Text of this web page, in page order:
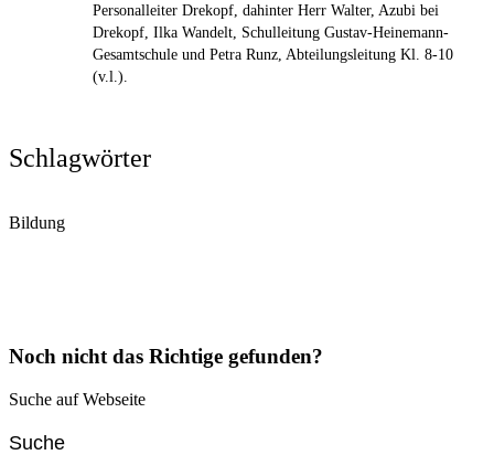
Personalleiter Drekopf, dahinter Herr Walter, Azubi bei
Drekopf, Ilka Wandelt, Schulleitung Gustav-Heinemann-
Gesamtschule und Petra Runz, Abteilungsleitung Kl. 8-10
(v.l.).
Schlagwörter
Bildung
Noch nicht das Richtige gefunden?
Suche auf Webseite